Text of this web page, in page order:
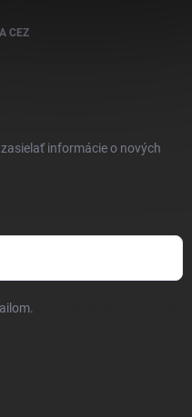
CEZ
informácie o nových